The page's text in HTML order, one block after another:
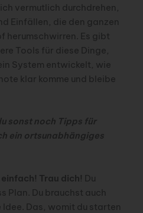
vermutlich durchdrehen,
Einfällen, die den ganzen
herumschwirren. Es gibt
Tools für diese Dinge,
System entwickelt, wie
klar komme und bleibe
sonst noch Tipps für
ein ortsunabhängiges
Trau dich! Du
Plan. Du brauchst auch
Das, womit du starten